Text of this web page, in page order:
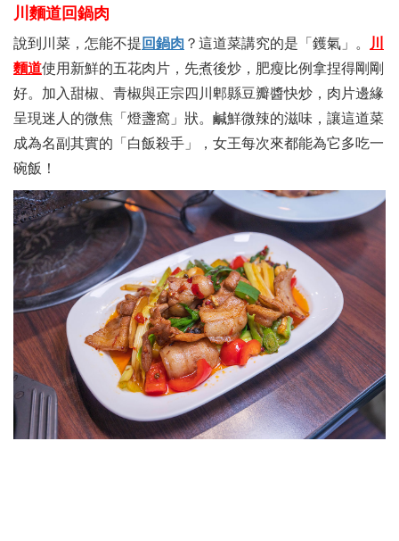
川麵道回鍋肉
說到川菜，怎能不提 回鍋肉 ？這道菜講究的是「鑊氣」。
川
麵道使用新鮮的五花肉片，先煮後炒，肥瘦比例拿捏得剛剛
好。加入甜椒、青椒與正宗四川郫縣豆瓣醬快炒，肉片邊緣
呈現迷人的微焦「燈盞窩」狀。鹹鮮微辣的滋味，讓這道菜
成為名副其實的「白飯殺手」，女王每次來都能為它多吃一
碗飯！